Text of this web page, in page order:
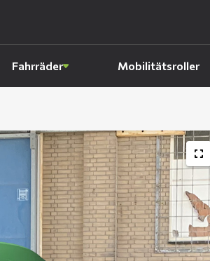
Fahrräder Mobilitätsroller